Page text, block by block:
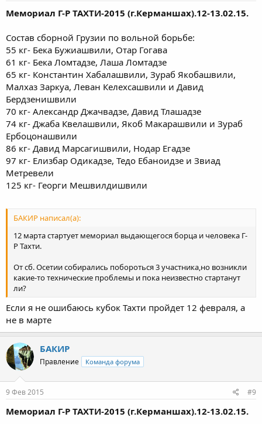
Мемориал Г-Р ТАХТИ-2015 (г.Керманшах).12-13.02.15.
Состав сборной Грузии по вольной борьбе:
55 кг- Бека Бужиашвили, Отар Гогава
61 кг- Бека Ломтадзе, Лаша Ломтадзе
65 кг- Константин Хабалашвили, Зураб Якобашвили,
Малхаз Заркуа, Леван Келехсашвили и Давид
Бердзенишвили
70 кг- Александр Джачвадзе, Давид Тлашадзе
74 кг- Джаба Квелашвили, Якоб Макарашвили и Зураб
Ербоцонашвили
86 кг- Давид Марсагишвили, Нодар Егадзе
97 кг- Елизбар Одикадзе, Тедо Ебаноидзе и Звиад
Метревели
125 кг- Георги Мешвилдишвили
БАКИР написал(а):
12 марта стартует мемориал выдающегося борца и человека Г-
Р Тахти.
От сб. Осетии собирались побороться 3 участника,но возникли
какие-то технические проблемы и пока неизвестно стартанут
ли?
Если я не ошибаюсь кубок Тахти пройдет 12 февраля, а
не в марте
БАКИР
Правление Команда форума
9 Фев 2015 #9
Мемориал Г-Р ТАХТИ-2015 (г.Керманшах).12-13.02.15.